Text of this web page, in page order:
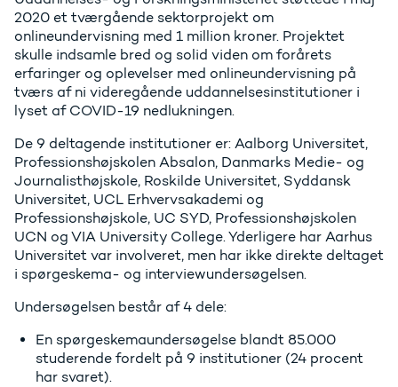
2020 et tværgående sektorprojekt om
onlineundervisning med 1 million kroner. Projektet
skulle indsamle bred og solid viden om forårets
erfaringer og oplevelser med onlineundervisning på
tværs af ni videregående uddannelsesinstitutioner i
lyset af COVID-19 nedlukningen.
De 9 deltagende institutioner er: Aalborg Universitet,
Professionshøjskolen Absalon, Danmarks Medie- og
Journalisthøjskole, Roskilde Universitet, Syddansk
Universitet, UCL Erhvervsakademi og
Professionshøjskole, UC SYD, Professionshøjskolen
UCN og VIA University College. Yderligere har Aarhus
Universitet var involveret, men har ikke direkte deltaget
i spørgeskema- og interviewundersøgelsen.
Undersøgelsen består af 4 dele:
En spørgeskemaundersøgelse blandt 85.000
studerende fordelt på 9 institutioner (24 procent
har svaret).